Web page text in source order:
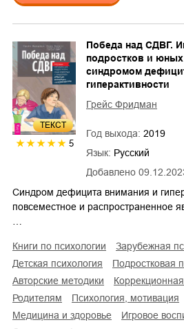
ТЕКСТ
5
Добавлено
Победа над СДВГ.
подростков и
синдромом
гиперактивности
Грейс Фридман
Год выхода: 2019
Язык: Русский
Синдром дефицита внимания и
повсеместное и распространенное
книги по психологии
зарубежная
детская психология
подростковая
авторские методики
родителям
психология, мотивация
медицина и здоровье
игровое